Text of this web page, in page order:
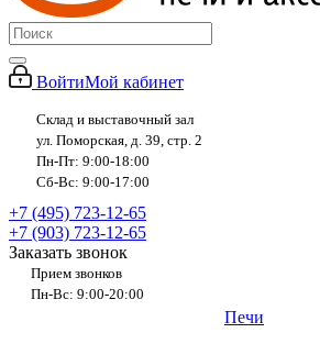
ВойтиМой кабинет
Склад и выставочный зал
ул. Поморская, д. 39, стр. 2
Пн-Пт: 9:00-18:00
Сб-Вс: 9:00-17:00
+7 (495) 723-12-65
+7 (903) 723-12-65
Заказать звонок
Прием звонков
Пн-Вс: 9:00-20:00
Печи